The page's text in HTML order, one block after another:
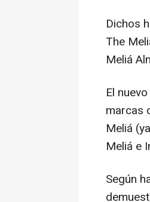
Dichos
The
Meliá
El
marcas
Meliá
Meliá e
Según